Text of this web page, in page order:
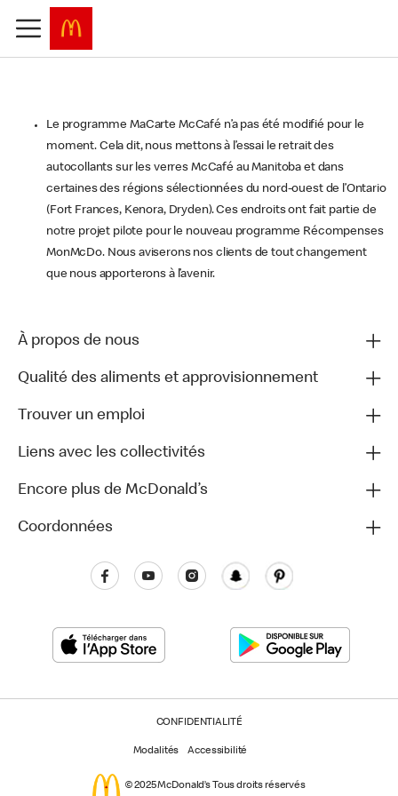
Le programme MaCarte McCafé n’a pas été modifié pour le
moment. Cela dit, nous mettons à l’essai le retrait des
autocollants sur les verres McCafé au Manitoba et dans
certaines des régions sélectionnées du nord-ouest de l’Ontario
(Fort Frances, Kenora, Dryden). Ces endroits ont fait partie de
notre projet pilote pour le nouveau programme Récompenses
MonMcDo. Nous aviserons nos clients de tout changement
que nous apporterons à l’avenir.
À propos de nous
Qualité des aliments et approvisionnement
Trouver un emploi
Liens avec les collectivités
Encore plus de McDonald’s
Coordonnées
CONFIDENTIALITÉ
Modalités Accessibilité
© 2025 McDonald’s Tous droits réservés